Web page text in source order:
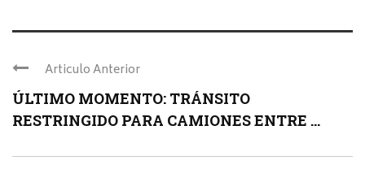
Articulo Anterior
ÚLTIMO MOMENTO: TRÁNSITO
RESTRINGIDO PARA CAMIONES ENTRE ...